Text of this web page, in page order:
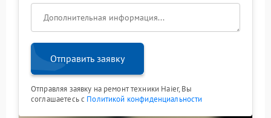
Отправить заявку
Отправляя заявку на ремонт техники Haier, Вы
соглашаетесь с Политикой конфиденциальности